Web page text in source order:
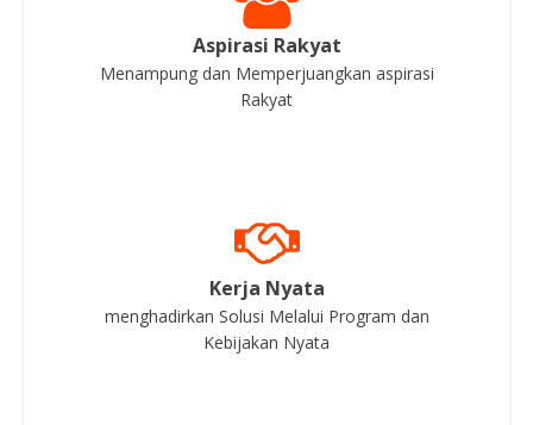
Aspirasi Rakyat
Menampung dan Memperjuangkan aspirasi
Rakyat
Kerja Nyata
menghadirkan Solusi Melalui Program dan
Kebijakan Nyata